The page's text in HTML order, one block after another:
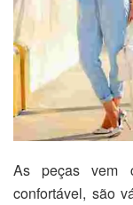
As peças vem
confortável, são